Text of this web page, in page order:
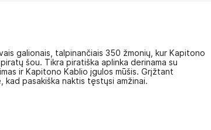
galionais, talpinančiais 350 žmonių, kur Kapitono
šou. Tikra piratiška aplinka derinama su
ir Kapitono Kablio įgulos mūšis. Grįžtant
kad pasakiška naktis tęstųsi amžinai.